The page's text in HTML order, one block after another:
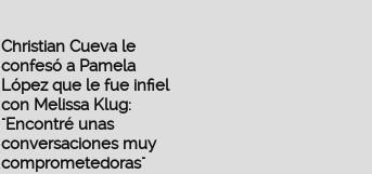
Christian Cueva le
confesó a Pamela
López que le fue infiel
con Melissa Klug:
"Encontré unas
conversaciones muy
comprometedoras"